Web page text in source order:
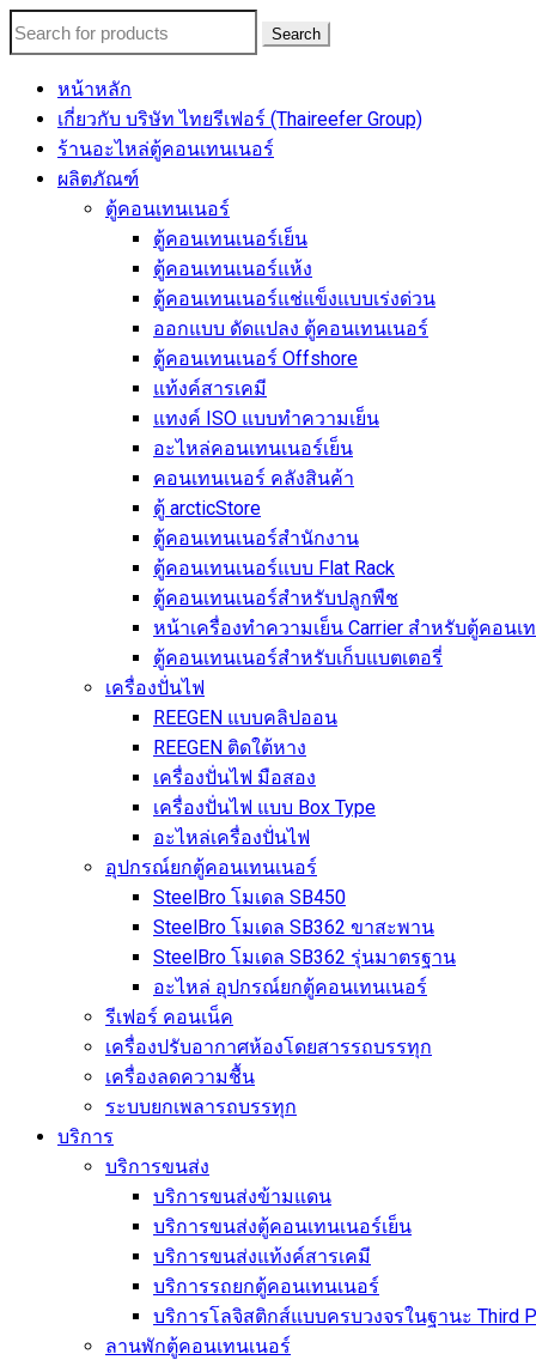
Search
หน้าหลัก
เกี่ยวกับ บริษัท ไทยรีเฟอร์ (Thaireefer Group)
ร้านอะไหล่ตู้คอนเทนเนอร์
ผลิตภัณฑ์
ตู้คอนเทนเนอร์
ตู้คอนเทนเนอร์เย็น
ตู้คอนเทนเนอร์แห้ง
ตู้คอนเทนเนอร์แช่แข็งแบบเร่งด่วน
ออกแบบ ดัดแปลง ตู้คอนเทนเนอร์
ตู้คอนเทนเนอร์ Offshore
แท้งค์สารเคมี
แทงค์ ISO แบบทำความเย็น
อะไหล่คอนเทนเนอร์เย็น
คอนเทนเนอร์ คลังสินค้า
ตู้ arcticStore
ตู้คอนเทนเนอร์สำนักงาน
ตู้คอนเทนเนอร์แบบ Flat Rack
ตู้คอนเทนเนอร์สำหรับปลูกพืช
หน้าเครื่องทำความเย็น Carrier สำหรับตู้คอนเ
ตู้คอนเทนเนอร์สำหรับเก็บแบตเตอรี่
เครื่องปั่นไฟ
REEGEN แบบคลิปออน
REEGEN ติดใต้หาง
เครื่องปั่นไฟ มือสอง
เครื่องปั่นไฟ แบบ Box Type
อะไหล่เครื่องปั่นไฟ
อุปกรณ์ยกตู้คอนเทนเนอร์
SteelBro โมเดล SB450
SteelBro โมเดล SB362 ขาสะพาน
SteelBro โมเดล SB362 รุ่นมาตรฐาน
อะไหล่ อุปกรณ์ยกตู้คอนเทนเนอร์
รีเฟอร์ คอนเน็ค
เครื่องปรับอากาศห้องโดยสารรถบรรทุก
เครื่องลดความชื้น
ระบบยกเพลารถบรรทุก
บริการ
บริการขนส่ง
บริการขนส่งข้ามแดน
บริการขนส่งตู้คอนเทนเนอร์เย็น
บริการขนส่งแท้งค์สารเคมี
บริการรถยกตู้คอนเทนเนอร์
บริการโลจิสติกส์แบบครบวงจรในฐานะ Third
ลานพักตู้คอนเทนเนอร์